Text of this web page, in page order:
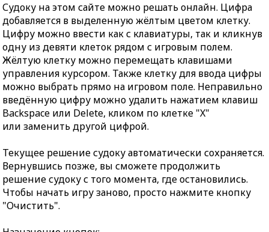
Судоку на этом сайте можно решать онлайн. Цифра
добавляется в выделенную жёлтым цветом клетку.
Цифру можно ввести как с клавиатуры, так и кликнув
одну из девяти клеток рядом с игровым полем.
Жёлтую клетку можно перемещать клавишами
управления курсором. Также клетку для ввода цифры
можно выбрать прямо на игровом поле. Неправильно
введённую цифру можно удалить нажатием клавиш
Backspace или Delete, кликом по клетке "X"
или заменить другой цифрой.
Текущее решение судоку автоматически сохраняется.
Вернувшись позже, вы сможете продолжить
решение судоку с того момента, где остановились.
Чтобы начать игру заново, просто нажмите кнопку
"Очистить".